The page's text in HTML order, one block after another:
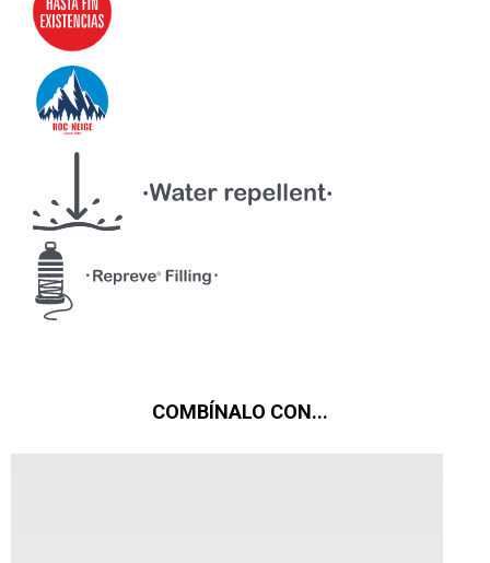
COMBÍNALO CON...